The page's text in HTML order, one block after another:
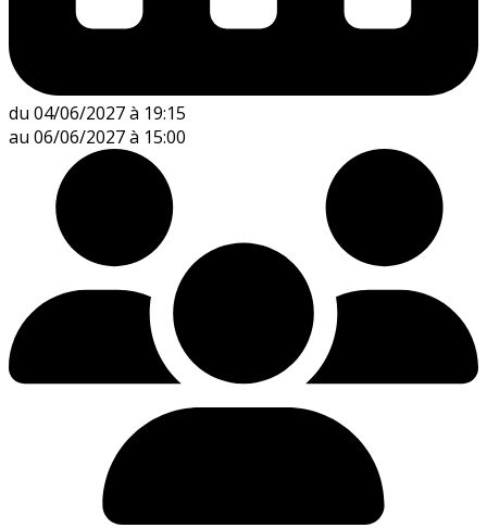
du 04/06/2027 à 19:15
au 06/06/2027 à 15:00